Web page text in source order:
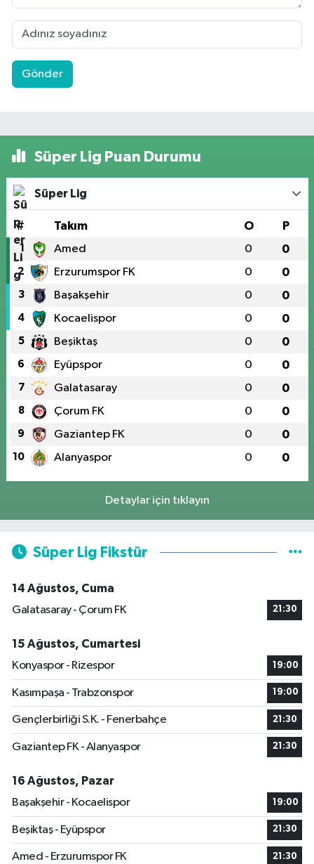
Gönder
Süper Lig Puan Durumu
Süper Lig
# Takım O P
1 Amed 0 0
2 Erzurumspor FK 0 0
3 Başakşehir 0 0
4 Kocaelispor 0 0
5 Beşiktaş 0 0
6 Eyüpspor 0 0
7 Galatasaray 0 0
8 Çorum FK 0 0
9 Gaziantep FK 0 0
10 Alanyaspor 0 0
Detaylar için tıklayın
Süper Lig Fikstür
14 Ağustos, Cuma
Galatasaray - Çorum FK
21:30
15 Ağustos, Cumartesi
Konyaspor - Rizespor
19:00
Kasımpaşa - Trabzonspor 19:00
Gençlerbirliği S.K. - Fenerbahçe 21:30
Gaziantep FK - Alanyaspor 21:30
16 Ağustos, Pazar
Başakşehir - Kocaelispor
19:00
Beşiktaş - Eyüpspor 21:30
Amed - Erzurumspor FK 21:30